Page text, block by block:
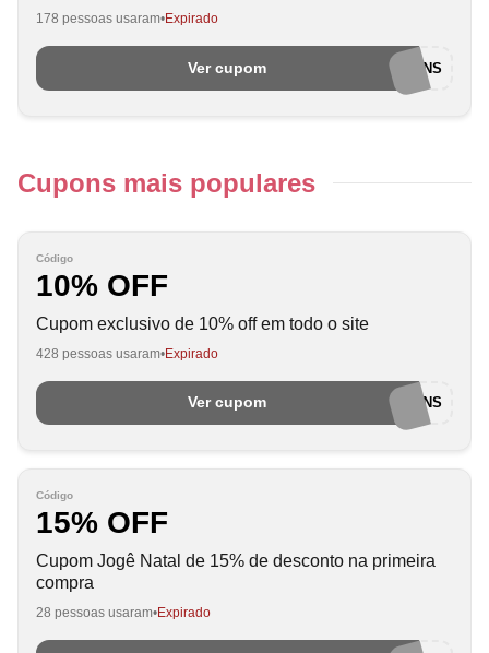
178 pessoas usaram Expirado
Ver cupom EUAMOCUPONS
Cupons mais populares
Código
10% OFF
Cupom exclusivo de 10% off em todo o site
428 pessoas usaram Expirado
Ver cupom EUAMOCUPONS
Código
15% OFF
Cupom Jogê Natal de 15% de desconto na primeira
compra
28 pessoas usaram Expirado